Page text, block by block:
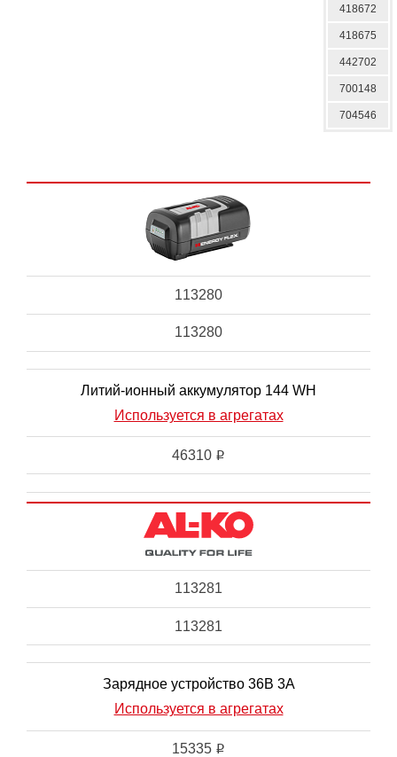
418672
418675
442702
700148
704546
113280
113280
Литий-ионный аккумулятор 144 WH
Используется в агрегатах
46310 i
113281
113281
Зарядное устройство 36В 3А
Используется в агрегатах
15335 i